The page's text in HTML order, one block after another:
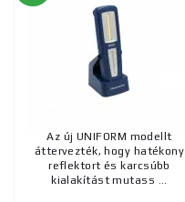
Az új UNIFORM modellt
áttervezték, hogy hatékony
reflektort és karcsúbb
kialakítást mutass ...